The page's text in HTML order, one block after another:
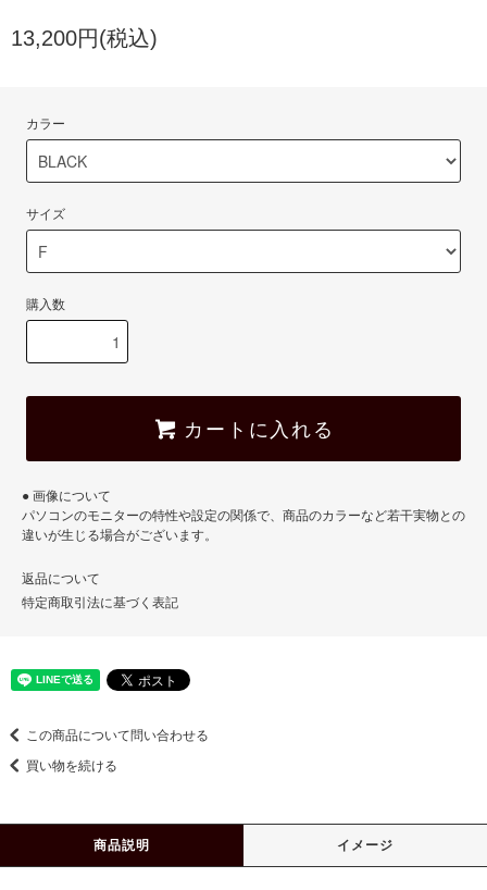
13,200円(税込)
カラー
サイズ
購入数
カートに入れる
● 画像について
パソコンのモニターの特性や設定の関係で、商品のカラーなど若干実物との
違いが生じる場合がございます。
返品について
特定商取引法に基づく表記
この商品について問い合わせる
買い物を続ける
商品説明 イメージ